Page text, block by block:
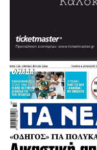
Πηγή: protothema